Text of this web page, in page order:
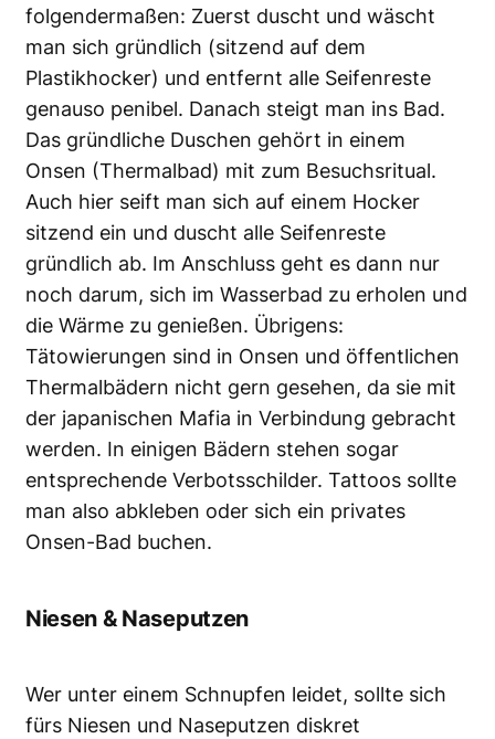
folgendermaßen: Zuerst duscht und wäscht
man sich gründlich (sitzend auf dem
Plastikhocker) und entfernt alle Seifenreste
genauso penibel. Danach steigt man ins Bad.
Das gründliche Duschen gehört in einem
Onsen (Thermalbad) mit zum Besuchsritual.
Auch hier seift man sich auf einem Hocker
sitzend ein und duscht alle Seifenreste
gründlich ab. Im Anschluss geht es dann nur
noch darum, sich im Wasserbad zu erholen und
die Wärme zu genießen. Übrigens:
Tätowierungen sind in Onsen und öffentlichen
Thermalbädern nicht gern gesehen, da sie mit
der japanischen Mafia in Verbindung gebracht
werden. In einigen Bädern stehen sogar
entsprechende Verbotsschilder. Tattoos sollte
man also abkleben oder sich ein privates
Onsen-Bad buchen.
Niesen & Naseputzen
Wer unter einem Schnupfen leidet, sollte sich
fürs Niesen und Naseputzen diskret